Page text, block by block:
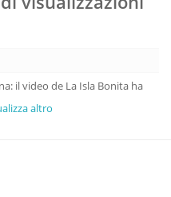
il video de La Isla Bonita ha
altro